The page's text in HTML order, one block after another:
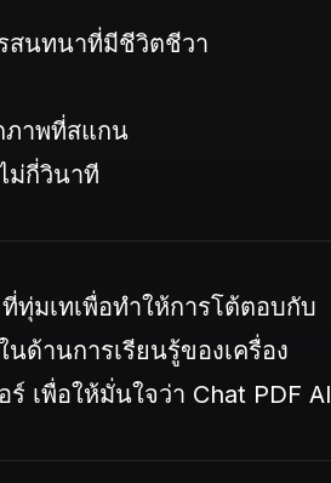
สนทนาที่มีชีวิตชีวา
ภาพที่สแกน
ม่กี่วินาที
ทุ่มเทเพื่อทำให้การโต้ตอบกับ
ด้านการเรียนรู้ของเครื่อง
เพื่อให้มั่นใจว่า Chat PDF AI